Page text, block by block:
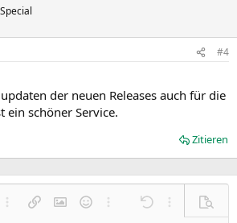
VIA & Freescale Microcode Extraction Tool -
MCExtractor
#4
der neuen Releases auch für die
ein schöner Service.
Zitieren
Nummerierte Liste
Weitere Einstellungen…
Link einfügen
Bild einfügen
SmileysWeitere Einstellungen…
Rückgängig
Weitere